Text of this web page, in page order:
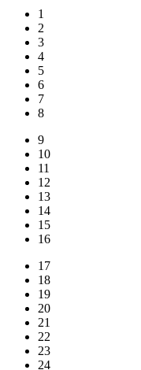
1
2
3
4
5
6
7
8
9
10
11
12
13
14
15
16
17
18
19
20
21
22
23
24